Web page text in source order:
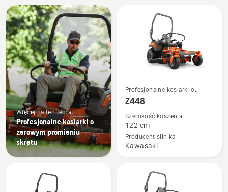
Wszystkie
produkty
Więcej na ten temat
Profesjonalne kosiarki o
zerowym promieniu
skrętu
Zobacz
więcej
szczegółów
Z448
Profesjonalne kosiarki o
zerowym promieniu skrętu
Z448
Szerokość koszenia
122 cm
Producent silnika
Kawasaki